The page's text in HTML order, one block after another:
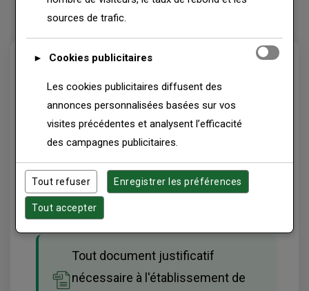
Pièces à fournir
Pièce d'identité sénégalaise en
cours de validité — Passeport ou
Carte consulaire
Tout document justificatif
nécessaire à l'établissement de
sources de trafic.
► Cookies publicitaires
Les cookies publicitaires diffusent des
annonces personnalisées basées sur vos
visites précédentes et analysent l’efficacité
des campagnes publicitaires.
Tout refuser Enregistrer les préférences
Tout accepter